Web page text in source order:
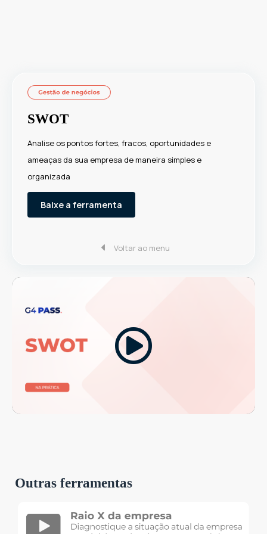
SWOT
Analise os pontos fortes, fracos, oportunidades e
ameaças da sua empresa de maneira simples e
organizada
Baixe a ferramenta
Voltar ao menu
Outras ferramentas